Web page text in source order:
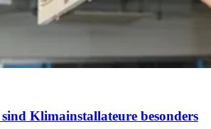
Klimainstallateure besonders